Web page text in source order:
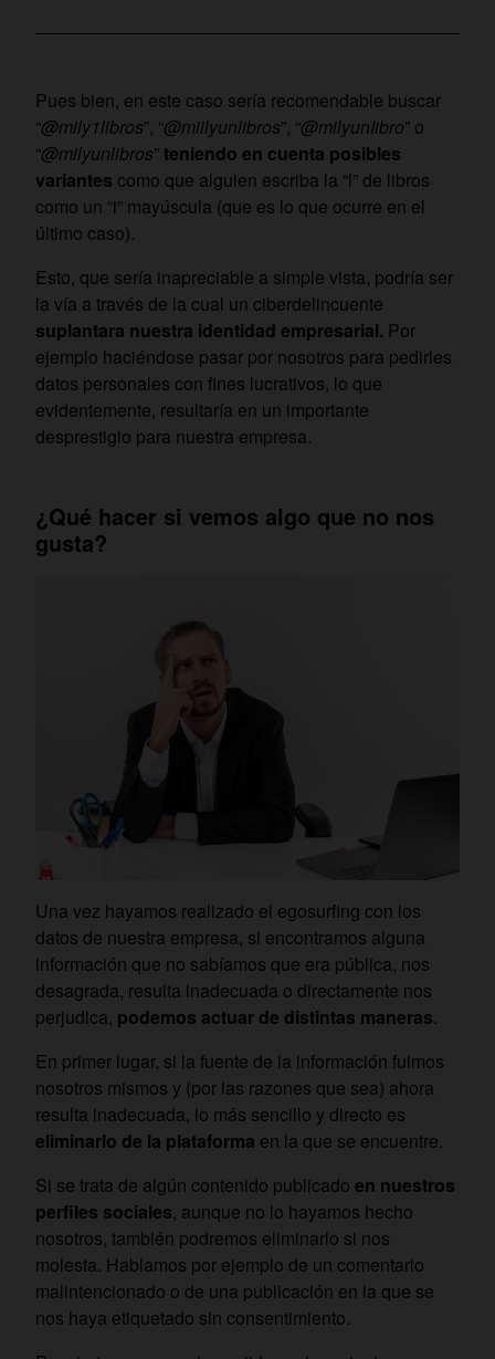
Pues bien, en este caso sería recomendable buscar
“@mily1libros”, “@miilyunlibros”, “@milyunIibro” o
“@milyunlibros”teniendo en cuenta posibles
variantes como que alguien escriba la “l” de libros
como un “i” mayúscula (que es lo que ocurre en el
último caso).
Esto, que sería inapreciable a simple vista, podría ser
la vía a través de la cual un ciberdelincuente
suplantara nuestra identidad empresarial. Por
ejemplo haciéndose pasar por nosotros para pedirles
datos personales con fines lucrativos, lo que
evidentemente, resultaría en un importante
desprestigio para nuestra empresa.
¿Qué hacer si vemos algo que no nos
gusta?
Una vez hayamos realizado el egosurfing con los
datos de nuestra empresa, si encontramos alguna
información que no sabíamos que era pública, nos
desagrada, resulta inadecuada o directamente nos
perjudica, podemos actuar de distintas maneras.
En primer lugar, si la fuente de la información fuimos
nosotros mismos y (por las razones que sea) ahora
resulta inadecuada, lo más sencillo y directo es
eliminarlo de la plataforma en la que se encuentre.
Si se trata de algún contenido publicado en nuestros
perfiles sociales, aunque no lo hayamos hecho
nosotros, también podremos eliminarlo si nos
molesta. Hablamos por ejemplo de un comentario
malintencionado o de una publicación en la que se
nos haya etiquetado sin consentimiento.